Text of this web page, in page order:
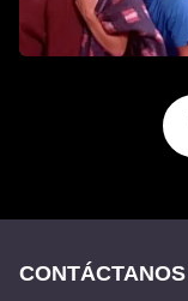
CONTÁCTANOS